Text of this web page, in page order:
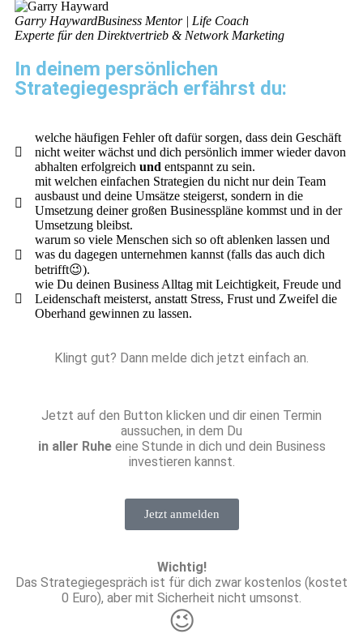
Garry HaywardBusiness Mentor | Life Coach
Experte für den Direktvertrieb & Network Marketing
In deinem persönlichen
Strategiegespräch erfährst du:
welche häufigen Fehler oft dafür sorgen, dass dein Geschäft
nicht weiter wächst und dich persönlich immer wieder davon
abhalten erfolgreich und entspannt zu sein.
mit welchen einfachen Strategien du nicht nur dein Team
ausbaust und deine Umsätze steigerst, sondern in die
Umsetzung deiner großen Businesspläne kommst und in der
Umsetzung bleibst.
warum so viele Menschen sich so oft ablenken lassen und
was du dagegen unternehmen kannst (falls das auch dich
betrifft😉).
wie Du deinen Business Alltag mit Leichtigkeit, Freude und
Leidenschaft meisterst, anstatt Stress, Frust und Zweifel die
Oberhand gewinnen zu lassen.
Klingt gut? Dann melde dich jetzt einfach an.
Jetzt auf den Button klicken und dir einen Termin
aussuchen, in dem Du
in aller Ruheeine Stunde in dich und dein Business
investieren kannst.
Jetzt anmelden
Wichtig!
Das Strategiegespräch ist für dich zwar kostenlos (kostet
0 Euro), aber mit Sicherheit nicht umsonst.
😉